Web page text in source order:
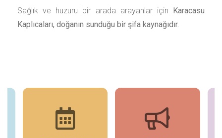
Sağlık ve huzuru bir arada arayanlar için Karacasu
Kaplıcaları, doğanın sunduğu bir şifa kaynağıdır.